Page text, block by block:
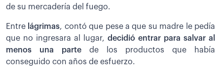
de su mercadería del fuego.
Entre lágrimas, contó que pese a que su madre le pedía
que no ingresara al lugar, decidió entrar para salvar al
menos una parte de los productos que había
conseguido con años de esfuerzo.